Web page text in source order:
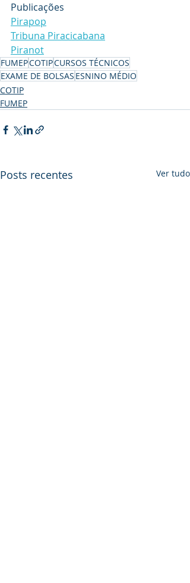
Publicações
Pirapop
Tribuna Piracicabana
Piranot
FUMEPCOTIPCURSOS TÉCNICOS
EXAME DE BOLSAS ESNINO MÉDIO
COTIP
FUMEP
Posts recentes Ver tudo